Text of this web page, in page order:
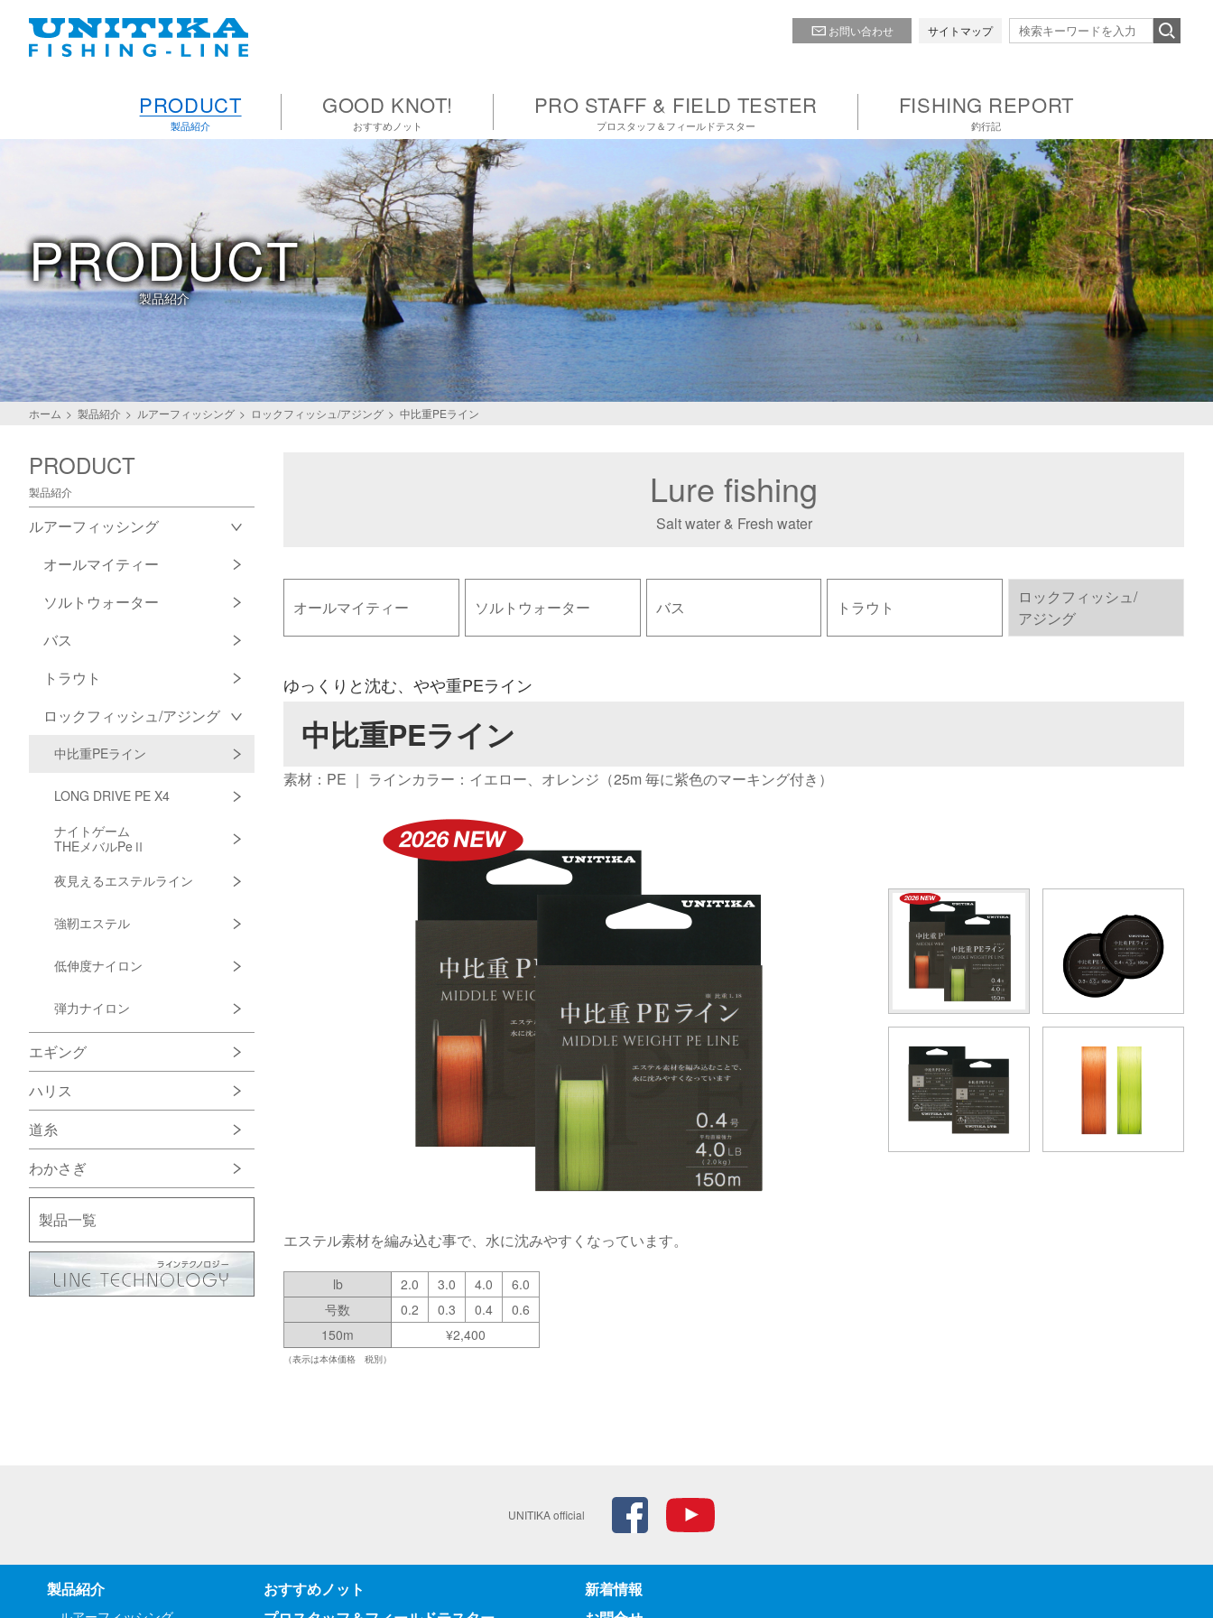
お問い合わせ サイトマップ
PRODUCT
製品紹介
GOOD KNOT!
おすすめノット
PRO STAFF & FIELD TESTER
プロスタッフ＆フィールドテスター
FISHING REPORT
釣行記
PRODUCT
製品紹介
ホーム 製品紹介 ルアーフィッシング ロックフィッシュ/アジング 中比重PEライン
Lure fishing
Salt water & Fresh water
オールマイティー ソルトウォーター バス トラウト
ロックフィッシュ/
アジング
ゆっくりと沈む、やや重PEライン
中比重PEライン
素材：PE ｜ ラインカラー：イエロー、オレンジ（25m 毎に紫色のマーキング付き）
エステル素材を編み込む事で、水に沈みやすくなっています。
lb 2.0 3.0 4.0
6.0
号数
0.2 0.3 0.4
0.6
150m
¥2,400
（表示は本体価格 税別）
PRODUCT
製品紹介
ルアーフィッシング
オールマイティー
ソルトウォーター
バス
トラウト
ロックフィッシュ/アジング
中比重PEライン
LONG DRIVE PE X4
ナイトゲーム
THEメバルPeⅡ
夜見えるエステルライン
強靭エステル
低伸度ナイロン
弾力ナイロン
エギング
ハリス
道糸
わかさぎ
製品一覧
UNITIKA official
製品紹介
おすすめノット
新着情報